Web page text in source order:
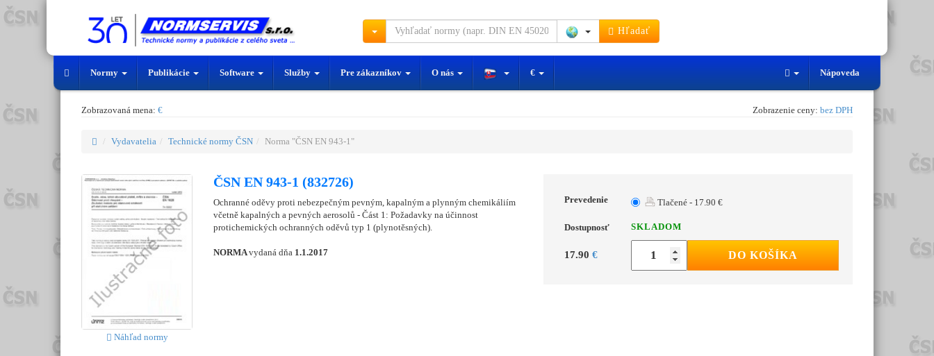
Hľadať
Normy Publikácie Software Služby Pre zákazníkov O nás € Nápoveda
Zobrazovaná mena: € Zobrazenie ceny: bez DPH
Vydavatelia Technické normy ČSN Norma "ČSN EN 943-1"
Náhľad normy
ČSN EN 943-1 (832726)
Ochranné oděvy proti nebezpečným pevným, kapalným a plynným chemikáliím
včetně kapalných a pevných aerosolů - Část 1: Požadavky na účinnost
protichemických ochranných oděvů typ 1 (plynotěsných).
NORMAvydaná dňa 1.1.2017
Prevedenie Tlačené - 17.90 €
Dostupnosť SKLADOM
17.90 € DO KOŠÍKA